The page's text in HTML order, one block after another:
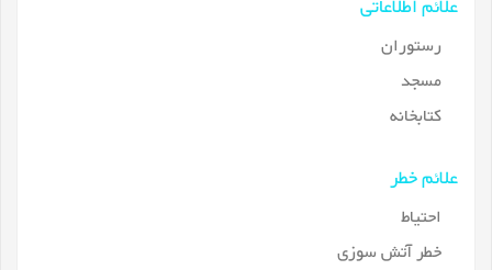
علائم اطلاعاتی
رستوران
مسجد
کتابخانه
علائم خطر
احتیاط
خطر آتش سوزی